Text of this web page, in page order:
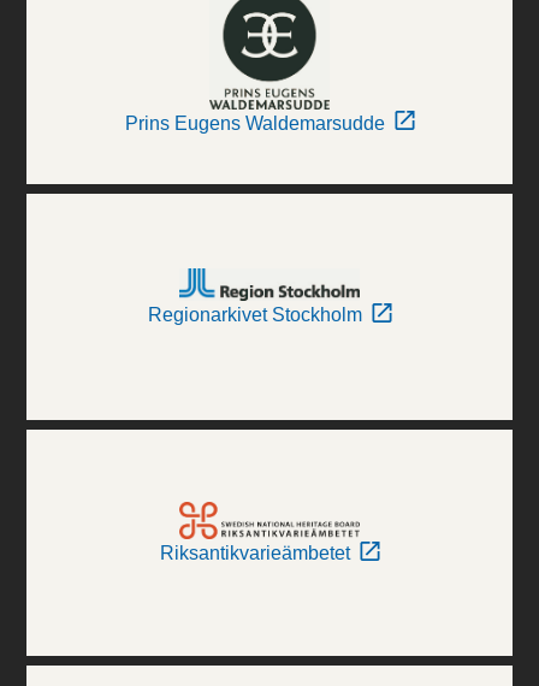
Prins Eugens Waldemarsudde
Regionarkivet Stockholm
Riksantikvarieämbetet